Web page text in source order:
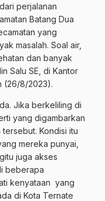
perjalanan
Batang Dua
yang
masalah. Soal air,
dan banyak
Salu SE, di Kantor
(26/8/2023).
Jika berkeliling di
yang digambarkan
Kondisi itu
mereka punyai,
juga akses
beberapa
kenyataan yang
di Kota Ternate